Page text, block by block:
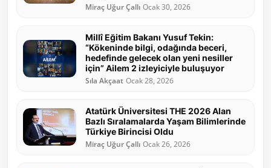
Miraç Uğur Çallı Ocak 30, 2026
Millî Eğitim Bakanı Yusuf Tekin:
“Kökeninde bilgi, odağında beceri,
hedefinde gelecek olan yeni nesiller
için” Ailem 2 izleyiciyle buluşuyor
Sıla Akçaat Ocak 28, 2026
Atatürk Üniversitesi THE 2026 Alan
Bazlı Sıralamalarda Yaşam Bilimlerinde
Türkiye Birincisi Oldu
Miraç Uğur Çallı Ocak 26, 2026